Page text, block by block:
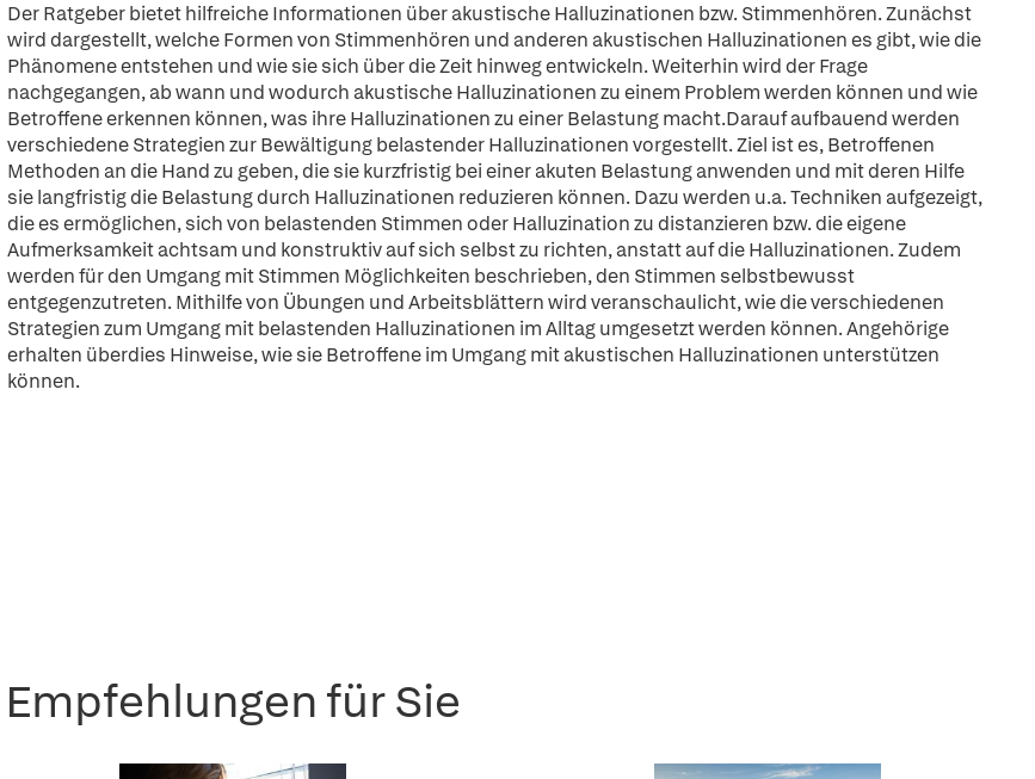
Der Ratgeber bietet hilfreiche Informationen über akustische Halluzinationen bzw. Stimmenhören. Zunächst
wird dargestellt, welche Formen von Stimmenhören und anderen akustischen Halluzinationen es gibt, wie die
Phänomene entstehen und wie sie sich über die Zeit hinweg entwickeln. Weiterhin wird der Frage
nachgegangen, ab wann und wodurch akustische Halluzinationen zu einem Problem werden können und wie
Betroffene erkennen können, was ihre Halluzinationen zu einer Belastung macht.Darauf aufbauend werden
verschiedene Strategien zur Bewältigung belastender Halluzinationen vorgestellt. Ziel ist es, Betroffenen
Methoden an die Hand zu geben, die sie kurzfristig bei einer akuten Belastung anwenden und mit deren Hilfe
sie langfristig die Belastung durch Halluzinationen reduzieren können. Dazu werden u.a. Techniken aufgezeigt,
die es ermöglichen, sich von belastenden Stimmen oder Halluzination zu distanzieren bzw. die eigene
Aufmerksamkeit achtsam und konstruktiv auf sich selbst zu richten, anstatt auf die Halluzinationen. Zudem
werden für den Umgang mit Stimmen Möglichkeiten beschrieben, den Stimmen selbstbewusst
entgegenzutreten. Mithilfe von Übungen und Arbeitsblättern wird veranschaulicht, wie die verschiedenen
Strategien zum Umgang mit belastenden Halluzinationen im Alltag umgesetzt werden können. Angehörige
erhalten überdies Hinweise, wie sie Betroffene im Umgang mit akustischen Halluzinationen unterstützen
können.
Empfehlungen für Sie